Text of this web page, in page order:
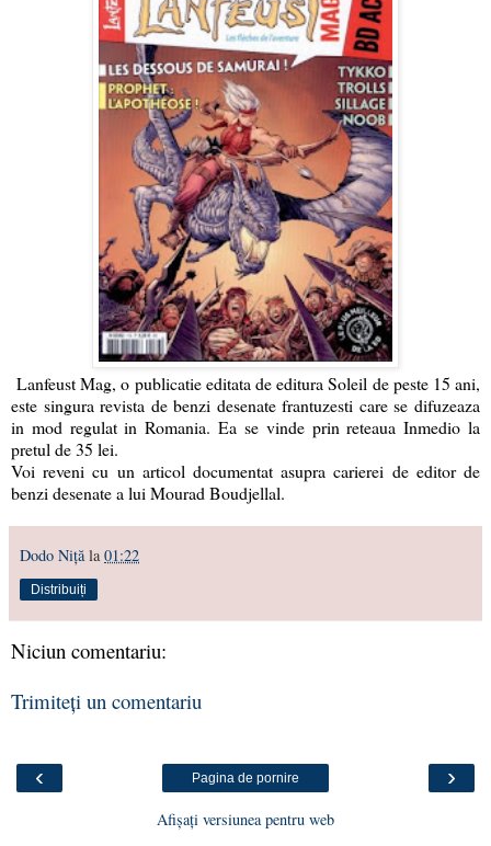
Lanfeust Mag, o publicatie editata de editura Soleil de peste 15 ani,
este singura revista de benzi desenate frantuzesti care se difuzeaza
in mod regulat in Romania. Ea se vinde prin reteaua Inmedio la
pretul de 35 lei.
Voi reveni cu un articol documentat asupra carierei de editor de
benzi desenate a lui Mourad Boudjellal.
Dodo Niţă la01:22
Distribuiți
Niciun comentariu:
Trimiteți un comentariu
‹ ›
Pagina de pornire
Afișați versiunea pentru web